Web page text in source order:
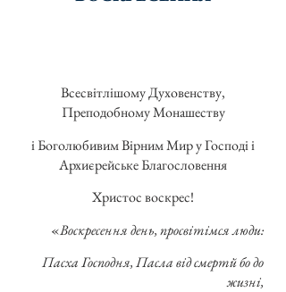
Всесвітлішому Духовенству,
Преподобному Монашеству
і Боголюбивим Вірним Мир у Господі і
Архиєрейське Благословення
Христос воскрес!
«Воскресення день, просвітімся люди:
Пасха Господня, Пасла від смертй бо до
жизні,